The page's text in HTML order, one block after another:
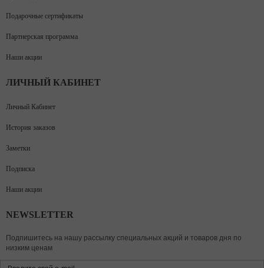
Подарочные сертификаты
Партнерская программа
Наши акции
ЛИЧНЫЙ КАБИНЕТ
Личный Кабинет
История заказов
Заметки
Подписка
Наши акции
NEWSLETTER
Подпишитесь на нашу рассылку специальных акций и товаров дня по
низким ценам